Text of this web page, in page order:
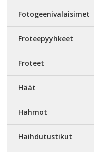
Fotogeenivalaisimet
Froteepyyhkeet
Froteet
Häät
Hahmot
Haihdutustikut